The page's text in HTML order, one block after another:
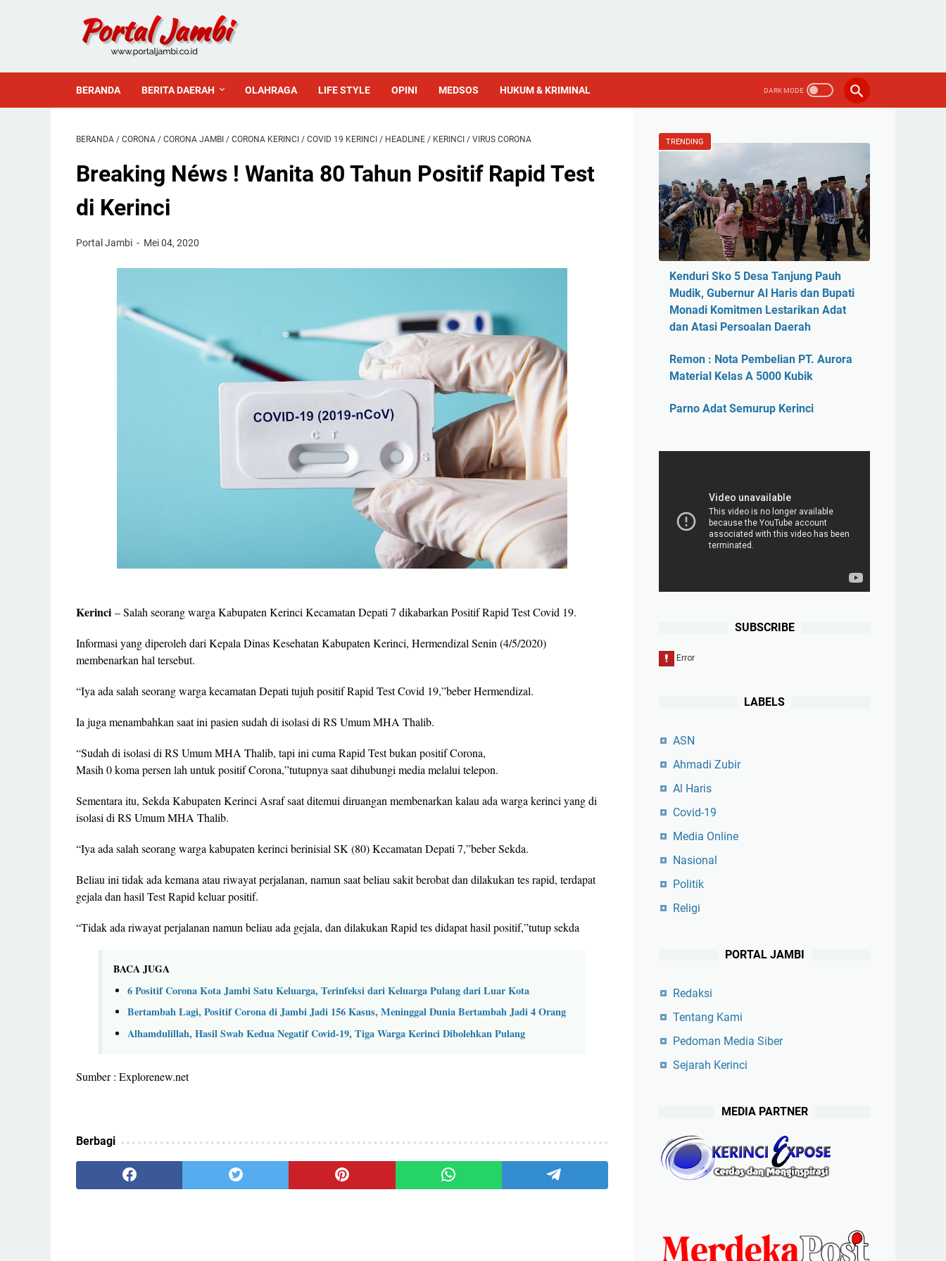
BERANDA BERITA DAERAH OLAHRAGA LIFE STYLE OPINI MEDSOS HUKUM & KRIMINAL
BERANDA / CORONA / CORONA JAMBI / CORONA KERINCI / COVID 19 KERINCI / HEADLINE / KERINCI / VIRUS CORONA
Breaking Néws ! Wanita 80 Tahun Positif Rapid Test
di Kerinci
Portal Jambi Mei 04, 2020
Kerinci – Salah seorang warga Kabupaten Kerinci Kecamatan Depati 7 dikabarkan Positif Rapid Test Covid 19.
Informasi yang diperoleh dari Kepala Dinas Kesehatan Kabupaten Kerinci, Hermendizal Senin (4/5/2020)
membenarkan hal tersebut.
“Iya ada salah seorang warga kecamatan Depati tujuh positif Rapid Test Covid 19,”beber Hermendizal.
Ia juga menambahkan saat ini pasien sudah di isolasi di RS Umum MHA Thalib.
“Sudah di isolasi di RS Umum MHA Thalib, tapi ini cuma Rapid Test bukan positif Corona,
Masih 0 koma persen lah untuk positif Corona,”tutupnya saat dihubungi media melalui telepon.
Sementara itu, Sekda Kabupaten Kerinci Asraf saat ditemui diruangan membenarkan kalau ada warga kerinci yang di
isolasi di RS Umum MHA Thalib.
“Iya ada salah seorang warga kabupaten kerinci berinisial SK (80) Kecamatan Depati 7,”beber Sekda.
Beliau ini tidak ada kemana atau riwayat perjalanan, namun saat beliau sakit berobat dan dilakukan tes rapid, terdapat
gejala dan hasil Test Rapid keluar positif.
“Tidak ada riwayat perjalanan namun beliau ada gejala, dan dilakukan Rapid tes didapat hasil positif,”tutup sekda
BACA JUGA
6 Positif Corona Kota Jambi Satu Keluarga, Terinfeksi dari Keluarga Pulang dari Luar Kota
Bertambah Lagi, Positif Corona di Jambi Jadi 156 Kasus, Meninggal Dunia Bertambah Jadi 4 Orang
Alhamdulillah, Hasil Swab Kedua Negatif Covid-19, Tiga Warga Kerinci Dibolehkan Pulang
Sumber : Explorenew.net
Berbagi
TRENDING
Kenduri Sko 5 Desa Tanjung Pauh
Mudik, Gubernur Al Haris dan Bupati
Monadi Komitmen Lestarikan Adat
dan Atasi Persoalan Daerah
Remon : Nota Pembelian PT. Aurora
Material Kelas A 5000 Kubik
Parno Adat Semurup Kerinci
SUBSCRIBE
LABELS
ASN
Ahmadi Zubir
Al Haris
Covid-19
Media Online
Nasional
Politik
Religi
PORTAL JAMBI
Redaksi
Tentang Kami
Pedoman Media Siber
Sejarah Kerinci
MEDIA PARTNER